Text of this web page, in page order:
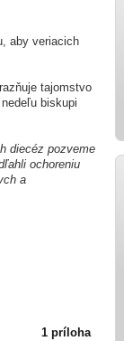
aby veriacich
tajomstvo
biskupi
diecéz pozveme
ochoreniu
a
1 príloha